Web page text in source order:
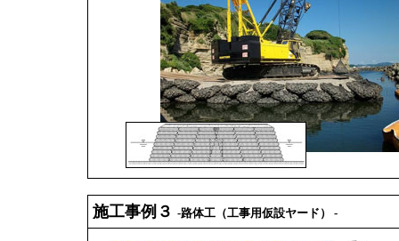
施工事例３ -路体工（工事用仮設ヤード） -